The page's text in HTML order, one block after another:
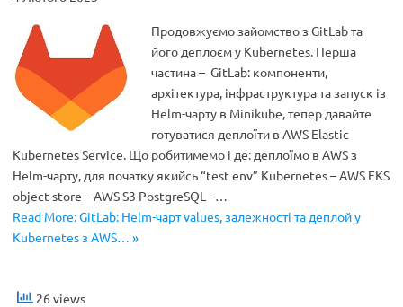
Продовжуємо зайомство з GitLab та
його деплоєм у Kubernetes. Перша
частина – GitLab: компоненти,
архітектура, інфраструктура та запуск із
Helm-чарту в Minikube, тепер давайте
готуватися деплоїти в AWS Elastic
Kubernetes Service. Що робитимемо і де: деплоїмо в AWS з
Helm-чарту, для початку якийсь “test env” Kubernetes – AWS EKS
object store – AWS S3 PostgreSQL –…
Read More: GitLab: Helm-чарт values, залежності та деплой у
Kubernetes з AWS… »
26 views